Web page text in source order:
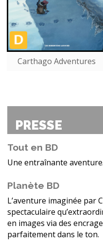
Carthago Adventures
PRESSE
Tout en BD
Une entraînante aventure.
Planète BD
L’aventure imaginée par
spectaculaire
en images via des
parfaitement dans le ton.